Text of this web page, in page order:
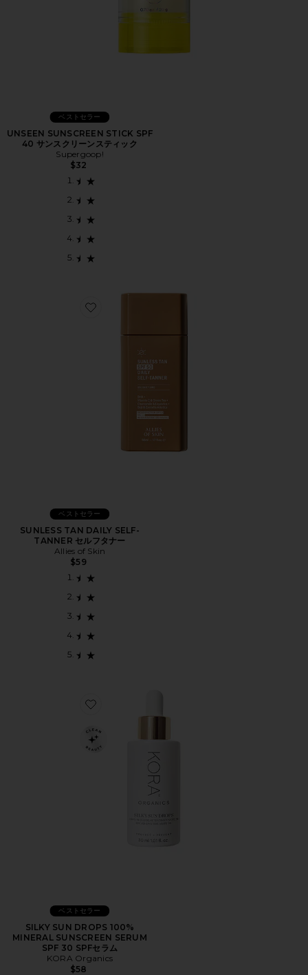
ベストセラー
UNSEEN SUNSCREEN STICK SPF
40 サンスクリーンスティック
Supergoop!
$32
Favorite SUNLESS TAN DAILY SELF-TANNER セルフタ
ベストセラー
SUNLESS TAN DAILY SELF-
TANNER セルフタナー
Allies of Skin
$59
Favorite SILKY SUN DROPS 100% MINERAL
ベストセラー
SILKY SUN DROPS 100%
MINERAL SUNSCREEN SERUM
SPF 30 SPFセラム
KORA Organics
$58